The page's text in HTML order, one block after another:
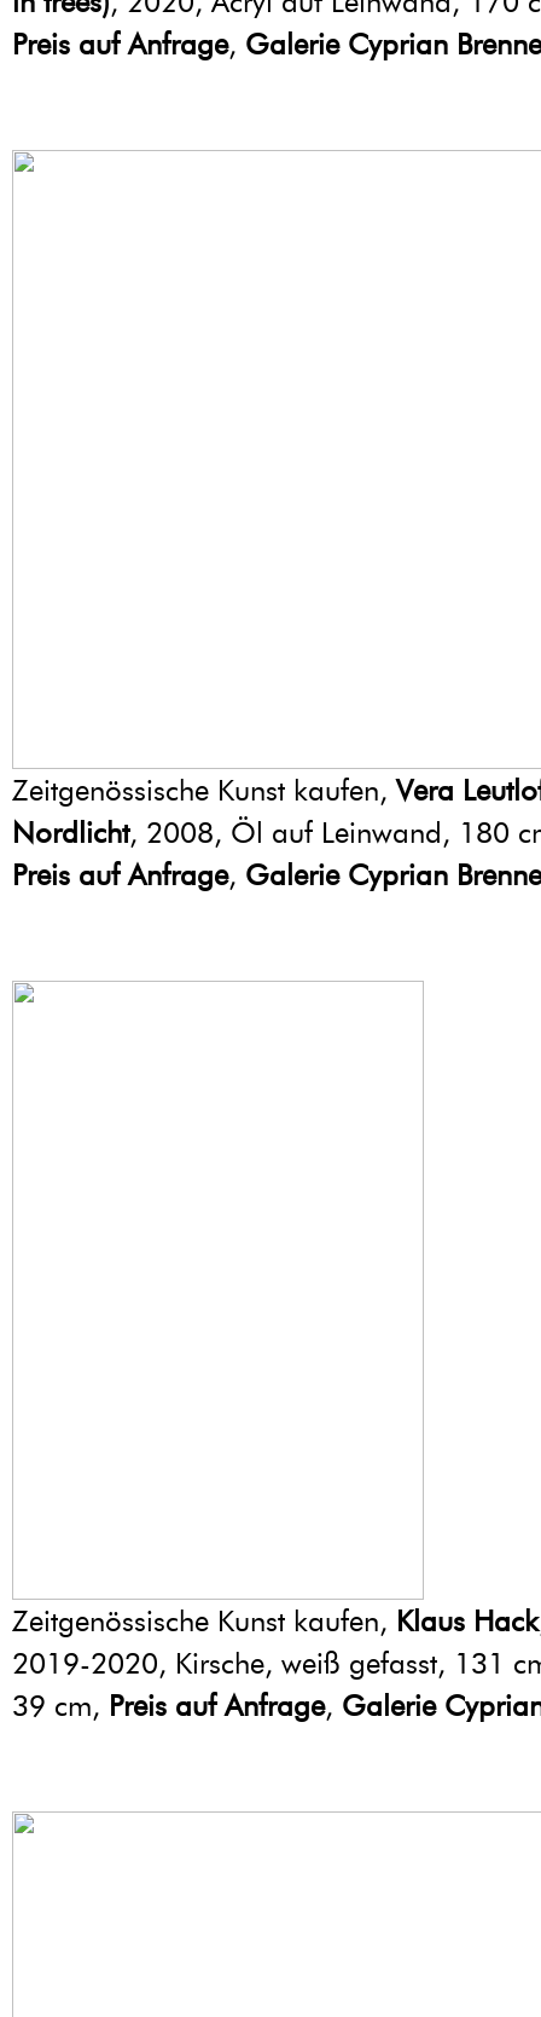
Preis auf Anfrage, Galerie Cyprian
Zeitgenössische Kunst kaufen,Vera
Nordlicht, 2008, Öl auf Leinwand, 180
Preis auf Anfrage, Galerie Cyprian
Zeitgenössische Kunst kaufen, Klaus Hack
2019-2020, Kirsche, weiß gefasst, 131
39 cm, Preis auf Anfrage, Galerie